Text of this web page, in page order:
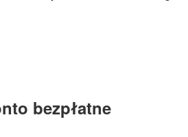
bezpłatne